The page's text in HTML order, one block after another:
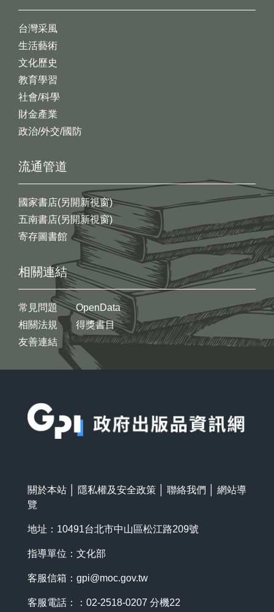
台灣采風
生活藝術
文化歷史
教育學習
社會/科學
財金產業
政治/外交/國防
流通管道
國家書店(另開新視窗)
五南書店(另開新視窗)
寄存圖書館
相關連結
常見問題
相關法規
友善連結
OpenData
得獎書目
關於本站 隱私權及安全政策 聯絡我們
網站導
覽
地址：10491台北市中山區松江路209號
指導單位：文化部
客服信箱： gpi@moc.gov.tw
客服電話：：02-2518-0207 分機22